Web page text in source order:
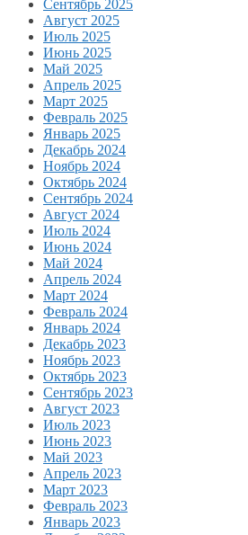
Сентябрь 2025
Август 2025
Июль 2025
Июнь 2025
Май 2025
Апрель 2025
Март 2025
Февраль 2025
Январь 2025
Декабрь 2024
Ноябрь 2024
Октябрь 2024
Сентябрь 2024
Август 2024
Июль 2024
Июнь 2024
Май 2024
Апрель 2024
Март 2024
Февраль 2024
Январь 2024
Декабрь 2023
Ноябрь 2023
Октябрь 2023
Сентябрь 2023
Август 2023
Июль 2023
Июнь 2023
Май 2023
Апрель 2023
Март 2023
Февраль 2023
Январь 2023